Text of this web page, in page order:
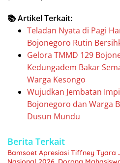
📚 Artikel Terkait:
Teladan Nyata di Pagi
Bojonegoro Rutin
Gelora TMMD 129
Kedungadem Bakar
Warga Kesongo
Wujudkan Jembatan
Bojonegoro dan Warga
Dusun Mundu
Berita Terkait
Bamsoet Apresiasi Tiffney Tyara